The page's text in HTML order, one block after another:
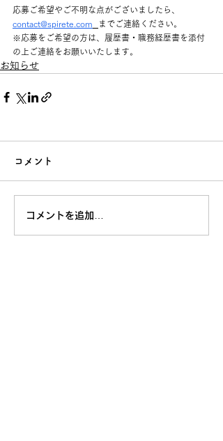
応募ご希望やご不明な点がございましたら、
contact@spirete.com
までご連絡ください。
※応募をご希望の方は、履歴書・職務経歴書を添付
の上ご連絡をお願いいたします。
お知らせ
コメント
コメントを追加…